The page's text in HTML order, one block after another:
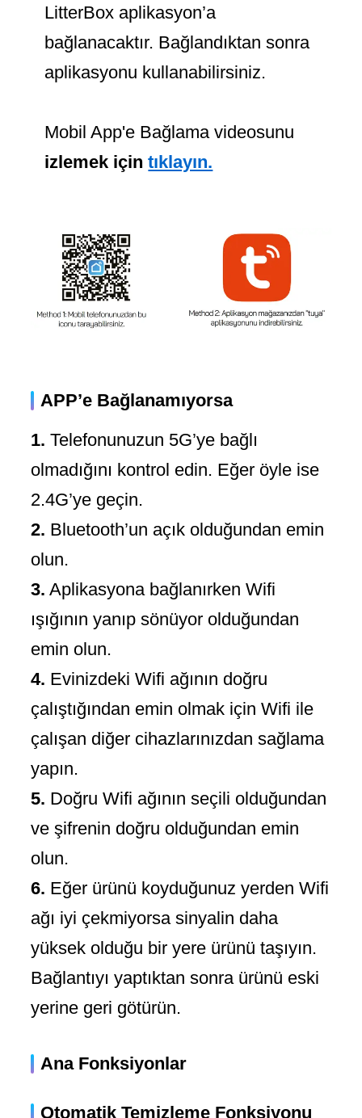
LitterBox aplikasyon’a
bağlanacaktır. Bağlandıktan sonra
aplikasyonu kullanabilirsiniz.
Mobil App'e Bağlama videosunu
izlemek için tıklayın.
APP’e Bağlanamıyorsa
1. Telefonunuzun 5G’ye bağlı
olmadığını kontrol edin. Eğer öyle ise
2.4G’ye geçin.
2. Bluetooth’un açık olduğundan emin
olun.
3. Aplikasyona bağlanırken Wifi
ışığının yanıp sönüyor olduğundan
emin olun.
4. Evinizdeki Wifi ağının doğru
çalıştığından emin olmak için Wifi ile
çalışan diğer cihazlarınızdan sağlama
yapın.
5. Doğru Wifi ağının seçili olduğundan
ve şifrenin doğru olduğundan emin
olun.
6. Eğer ürünü koyduğunuz yerden Wifi
ağı iyi çekmiyorsa sinyalin daha
yüksek olduğu bir yere ürünü taşıyın.
Bağlantıyı yaptıktan sonra ürünü eski
yerine geri götürün.
Ana Fonksiyonlar
Otomatik Temizleme Fonksiyonu